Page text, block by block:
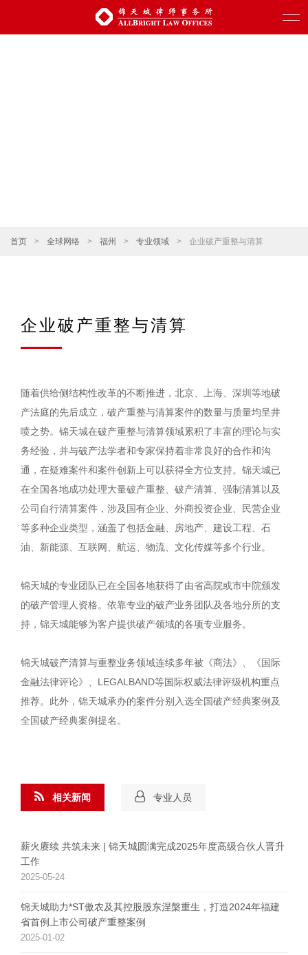
首页 > 全球网络 > 福州 > 专业领域 > 企业破产重整与清算
企业破产重整与清算
随着供给侧结构性改革的不断推进，北京、上海、深圳等地破
产法庭的先后成立，破产重整与清算案件的数量与质量均呈井
喷之势。锦天城在破产重整与清算领域累积了丰富的理论与实
务经验，并与破产法学者和专家保持着非常良好的合作和沟
通，在疑难案件和案件创新上可以获得全方位支持。锦天城已
在全国各地成功处理大量破产重整、破产清算、强制清算以及
公司自行清算案件，涉及国有企业、外商投资企业、民营企业
等多种企业类型，涵盖了包括金融、房地产、建设工程、石
油、新能源、互联网、航运、物流、文化传媒等多个行业。
锦天城的专业团队已在全国各地获得了由省高院或市中院颁发
的破产管理人资格。依靠专业的破产业务团队及各地分所的支
持，锦天城能够为客户提供破产领域的各项专业服务。
锦天城破产清算与重整业务领域连续多年被《商法》、《国际
金融法律评论》、LEGALBAND等国际权威法律评级机构重点
推荐。此外，锦天城承办的案件分别入选全国破产经典案例及
全国破产经典案例提名。
相关新闻
薪火赓续 共筑未来 | 锦天城圆满完成2025年度高级合伙人晋升
工作
2025-05-24
锦天城助力*ST傲农及其控股股东涅槃重生，打造2024年福建
省首例上市公司破产重整案例
2025-01-02
专业人员